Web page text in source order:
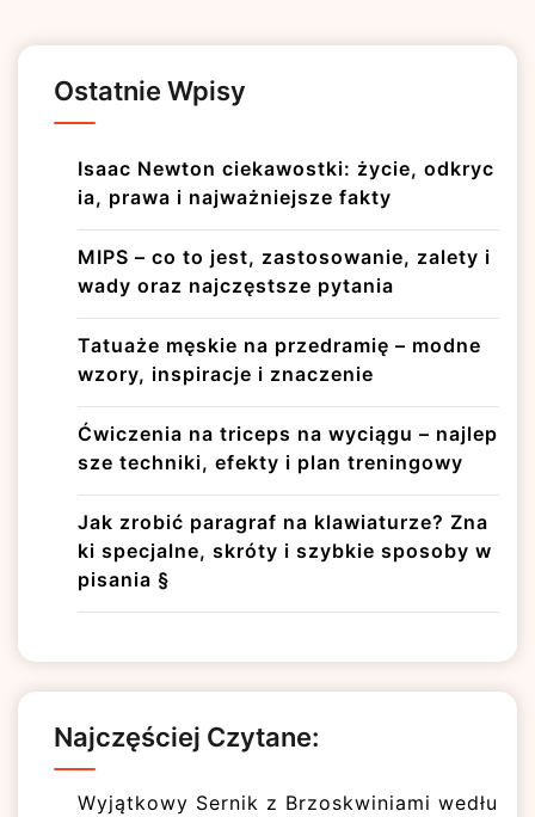
Ostatnie Wpisy
Isaac Newton ciekawostki: życie, odkryc
ia, prawa i najważniejsze fakty
MIPS – co to jest, zastosowanie, zalety i
wady oraz najczęstsze pytania
Tatuaże męskie na przedramię – modne
wzory, inspiracje i znaczenie
Ćwiczenia na triceps na wyciągu – najlep
sze techniki, efekty i plan treningowy
Jak zrobić paragraf na klawiaturze? Zna
ki specjalne, skróty i szybkie sposoby w
pisania §
Najczęściej Czytane:
Wyjątkowy Sernik z Brzoskwiniami wedłu